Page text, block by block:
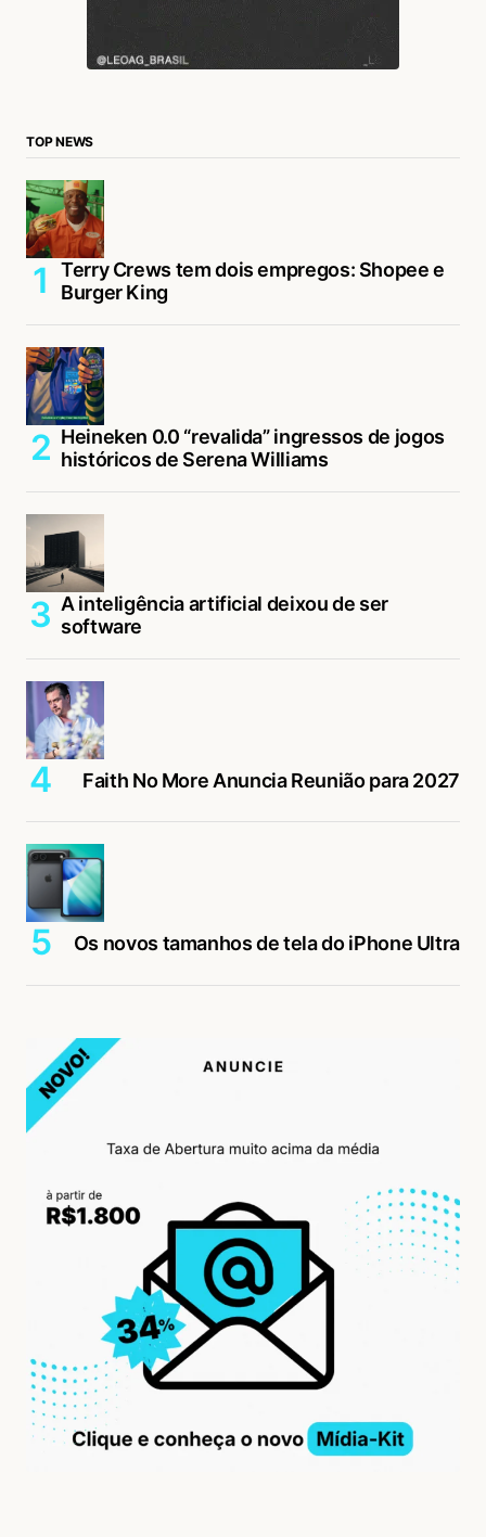
TOP NEWS
Terry Crews tem dois empregos: Shopee e
Burger King
Heineken 0.0 “revalida” ingressos de jogos
históricos de Serena Williams
A inteligência artificial deixou de ser
software
Faith No More Anuncia Reunião para 2027
Os novos tamanhos de tela do iPhone Ultra